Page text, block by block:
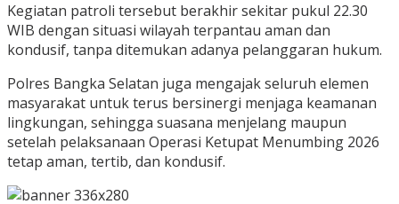
Kegiatan patroli tersebut berakhir sekitar pukul 22.30
WIB dengan situasi wilayah terpantau aman dan
kondusif, tanpa ditemukan adanya pelanggaran hukum.
Polres Bangka Selatan juga mengajak seluruh elemen
masyarakat untuk terus bersinergi menjaga keamanan
lingkungan, sehingga suasana menjelang maupun
setelah pelaksanaan Operasi Ketupat Menumbing 2026
tetap aman, tertib, dan kondusif.